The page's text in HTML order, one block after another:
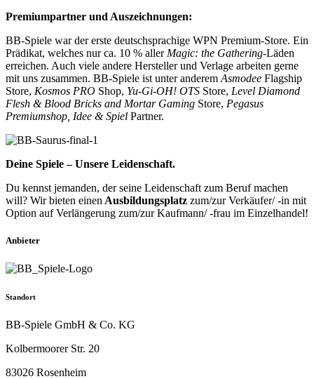
Premiumpartner und Auszeichnungen:
BB-Spiele war der erste deutschsprachige WPN Premium-Store. Ein
Prädikat, welches nur ca. 10 % aller Magic: the Gathering-Läden
erreichen. Auch viele andere Hersteller und Verlage arbeiten gerne
mit uns zusammen. BB-Spiele ist unter anderem Asmodee Flagship
Store, Kosmos PRO Shop, Yu-Gi-OH! OTS Store, Level Diamond
Flesh & Blood Bricks and Mortar Gaming Store, Pegasus
Premiumshop, Idee & Spiel Partner.
Deine Spiele – Unsere Leidenschaft.
Du kennst jemanden, der seine Leidenschaft zum Beruf machen
will? Wir bieten einen Ausbildungsplatz zum/zur Verkäufer/ -in mit
Option auf Verlängerung zum/zur Kaufmann/ -frau im Einzelhandel!
Anbieter
Standort
BB-Spiele GmbH & Co. KG
Kolbermoorer Str. 20
83026 Rosenheim